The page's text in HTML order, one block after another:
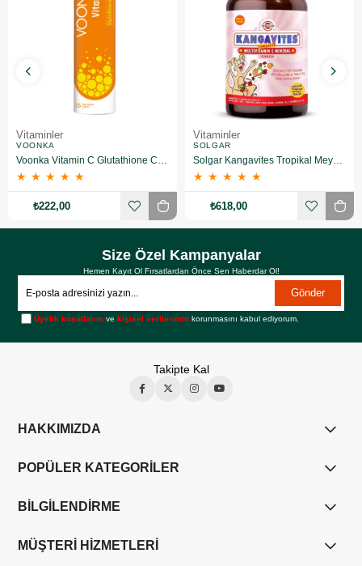
Vitaminler
VOONKA
★ ★ ★ ★ ★
₺222,00
Vitaminler
SOLGAR
★ ★ ★ ★ ★
₺618,00
Size Özel Kampanyalar
Hemen Kayıt Ol Fırsatlardan Önce Sen Haberdar Ol!
Gönder
Üyelik koşullarını vekişisel verilerimin korunmasını kabul ediyorum.
Takipte Kal
HAKKIMIZDA
POPÜLER KATEGORİLER
BİLGİLENDİRME
MÜŞTERİ HİZMETLERİ